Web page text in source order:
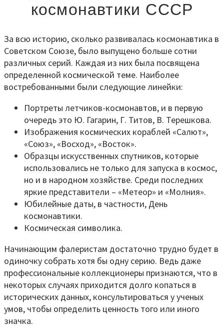
космонавтики СССР
За всю историю, сколько развивалась космонавтика в
Советском Союзе, было выпущено больше сотни
различных серий. Каждая из них была посвящена
определенной космической теме. Наиболее
востребованными были следующие линейки:
Портреты летчиков-космонавтов, и в первую
очередь это Ю. Гагарин, Г. Титов, В. Терешкова.
Изображения космических кораблей «Салют»,
«Союз», «Восход», «Восток».
Образцы искусственных спутников, которые
использовались не только для запуска в космос,
но и в народном хозяйстве. Среди последних
яркие представители – «Метеор» и «Молния».
Юбилейные даты, в частности, День
космонавтики.
Космическая символика.
Начинающим фалеристам достаточно трудно будет в
одиночку собрать хотя бы одну серию. Ведь даже
профессиональные коллекционеры признаются, что в
некоторых случаях приходится долго копаться в
исторических данных, консультироваться у ученых
умов, чтобы определить ценность того или иного
значка.